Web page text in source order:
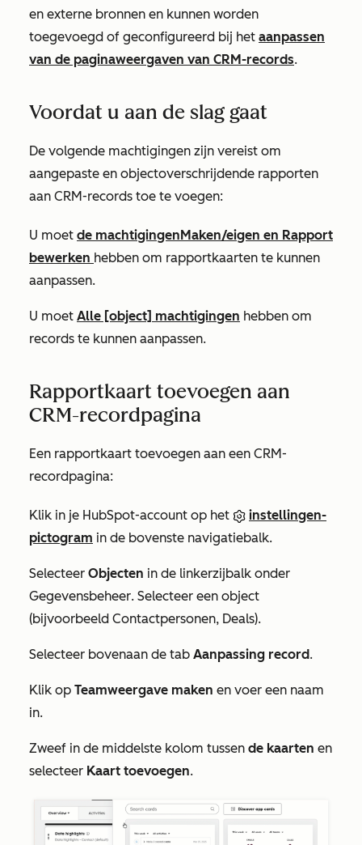
en externe bronnen en kunnen worden
toegevoegd of geconfigureerd bij het aanpassen
van de paginaweergaven van CRM-records.
Voordat u aan de slag gaat
De volgende machtigingen zijn vereist om
aangepaste en objectoverschrijdende rapporten
aan CRM-records toe te voegen:
U moet de machtigingenMaken/eigen en Rapport
bewerken hebben om rapportkaarten te kunnen
aanpassen.
U moet Alle [object] machtigingen hebben om
records te kunnen aanpassen.
Rapportkaart toevoegen aan
CRM-recordpagina
Een rapportkaart toevoegen aan een CRM-
recordpagina:
Klik in je HubSpot-account op het
instellingen-
pictogram in de bovenste navigatiebalk.
Selecteer Objecten in de linkerzijbalk onder
Gegevensbeheer. Selecteer een object
(bijvoorbeeld Contactpersonen, Deals).
Selecteer bovenaan de tab Aanpassing record.
Klik op Teamweergave maken en voer een naam
in.
Zweef in de middelste kolom tussen de kaarten en
selecteer Kaart toevoegen.